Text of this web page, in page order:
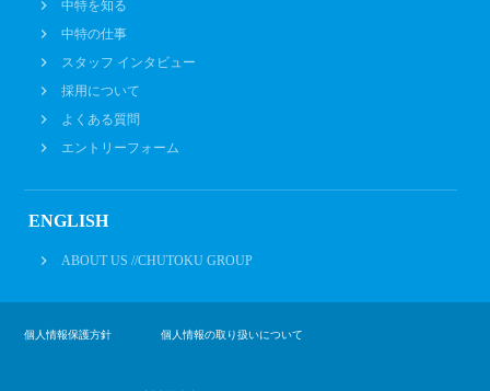
中特を知る
中特の仕事
スタッフ インタビュー
採用について
よくある質問
エントリーフォーム
ENGLISH
ABOUT US //CHUTOKU GROUP
個人情報保護方針 個人情報の取り扱いについて